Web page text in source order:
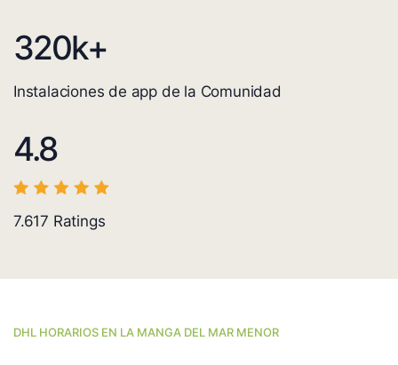
320k+
Instalaciones de app de la Comunidad
4.8
7.617 Ratings
DHL HORARIOS EN LA MANGA DEL MAR MENOR